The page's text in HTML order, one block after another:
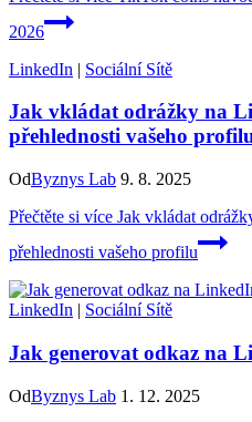
2026
LinkedIn | Sociální Sítě
Jak vkládat odrážky na
přehlednosti vašeho
OdByznys Lab 9. 8. 2025
Přečtěte si více Jak vkládat
přehlednosti vašeho profilu
LinkedIn | Sociální Sítě
Jak generovat odkaz na
OdByznys Lab 1. 12. 2025